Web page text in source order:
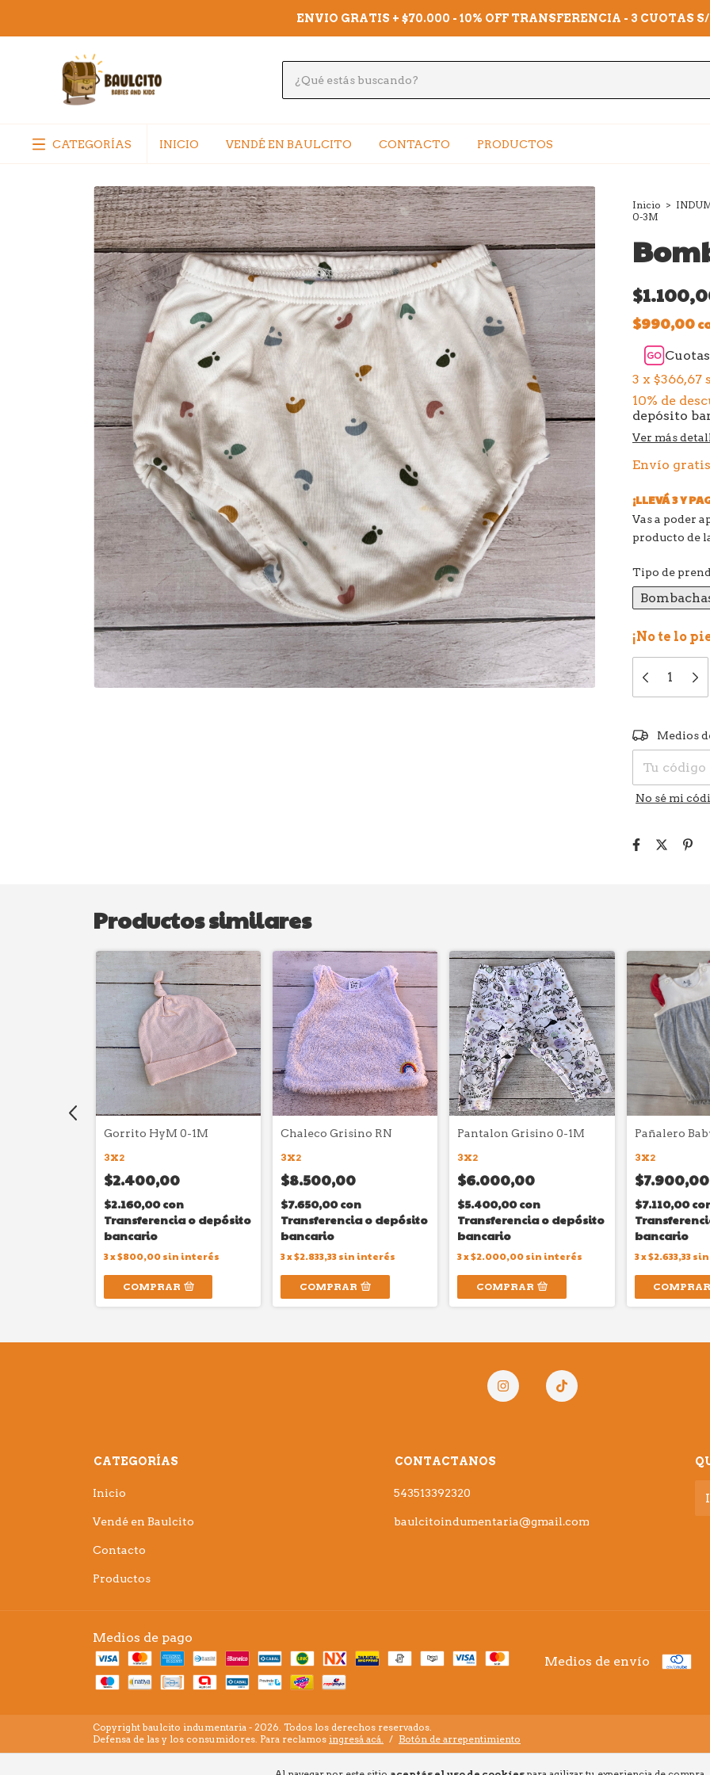
ENVIO GRATIS + $70.000 - 10% OFF TRANSFERENCIA - 3 CUOTAS
CATEGORÍAS INICIO VENDÉ EN BAULCITO CONTACTO PRODUCTOS
Inicio >
0-3M
$990,00
3 x $366,67
10% de
depósito
Ver más
Envío gratis
¡LLEVÁ 3 Y
Vas a poder
producto de
Tipo de
¡No te lo
Entregas para
Medios
No sé mi
Productos similares
Gorrito HyM 0-1M
3X2
$2.400,00
$2.160,00con
Transferencia o depósito
bancario
3x$800,00sin interés
COMPRAR
Chaleco Grisino RN
3X2
$8.500,00
$7.650,00con
Transferencia o depósito
bancario
3x$2.833,33sin interés
COMPRAR
Pantalon Grisino 0-1M
3X2
$6.000,00
$5.400,00con
Transferencia o depósito
bancario
3x$2.000,00sin interés
COMPRAR
Pañalero
3X2
$7.900,00
$7.110,00
bancario
3x$2.633,33
COMPRAR
CATEGORÍAS
Inicio
Vendé en Baulcito
Contacto
Productos
CONTACTANOS
543513392320
baulcitoindumentaria@gmail.com
Medios de pago
Medios de envío
Copyright baulcito indumentaria - 2026. Todos los derechos reservados.
Defensa de las y los consumidores. Para reclamos ingresá acá. / Botón de arrepentimiento